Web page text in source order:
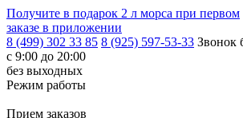
Получите в подарок 2 л морса при первом
заказе в приложении
8 (499) 302 33 85 8 (925) 597-53-33 Звонок
с 9:00 до 20:00
без выходных
Режим работы
Прием заказов